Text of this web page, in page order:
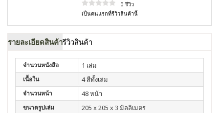
0 รีวิว
เป็นคนแรกที่รีวิวสินค้านี้
รายละเอียดสินค้ารีวิวสินค้า
จำนวนหนังสือ 1 เล่ม
เนื้อใน 4 สีทั้งเล่ม
จำนวนหน้า 48 หน้า
ขนาดรูปเล่ม 205 x 205 x 3 มิลลิเมตร